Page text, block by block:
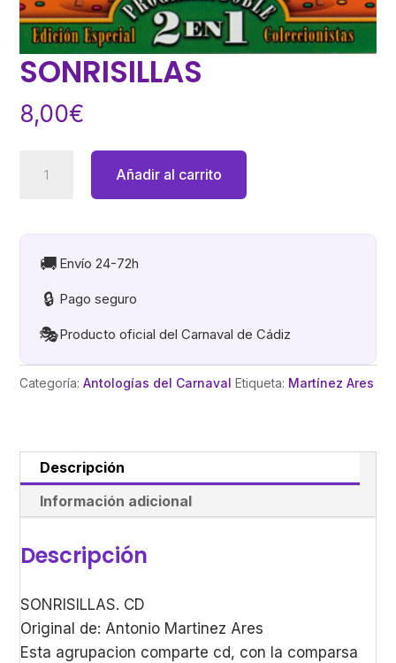
SONRISILLAS
8,00€
cantidad
Añadir al carrito
🚚 Envío 24-72h
🔒 Pago seguro
🎭Producto oficial del Carnaval de Cádiz
Categoría:Antologías del Carnaval Etiqueta: Martínez Ares
Descripción
Información adicional
Descripción
SONRISILLAS. CD
Original de: Antonio Martinez Ares
Esta agrupacion comparte cd, con la comparsa